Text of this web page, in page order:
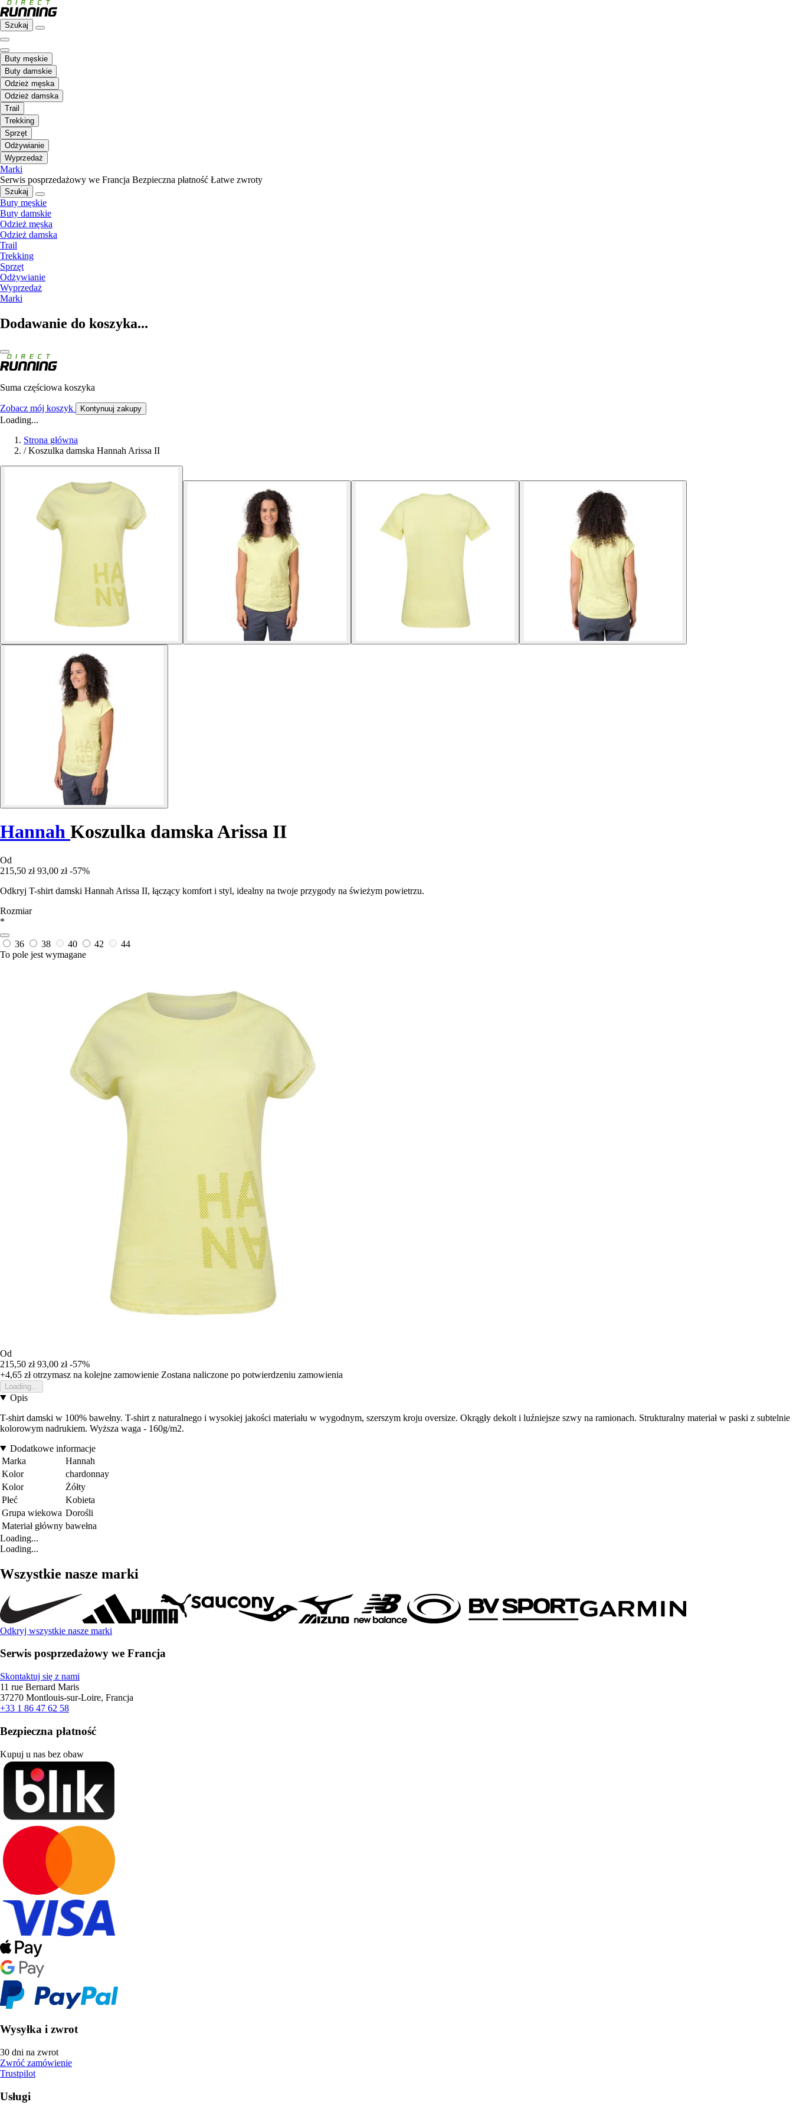
Szukaj
Buty męskie
Buty damskie
Odzież męska
Odzież damska
Trail
Trekking
Sprzęt
Odżywianie
Wyprzedaż
Marki
Serwis posprzedażowy we Francja Bezpieczna płatność Łatwe zwroty
Szukaj
Buty męskie
Buty damskie
Odzież męska
Odzież damska
Trail
Trekking
Sprzęt
Odżywianie
Wyprzedaż
Marki
Dodawanie do koszyka...
Suma częściowa koszyka
Zobacz mój koszyk Kontynuuj zakupy
Loading...
Strona główna
/ Koszulka damska Hannah Arissa II
Hannah Koszulka damska Arissa II
Od
215,50 zł 93,00 zł -57%
Odkryj T-shirt damski Hannah Arissa II, łączący komfort i styl, idealny na twoje przygody na świeżym powietrzu.
Rozmiar
*
36 38 40 42
44
To pole jest wymagane
Od
215,50 zł 93,00 zł -57%
+4,65 złotrzymasz na kolejne zamowienie Zostana naliczone po potwierdzeniu zamowienia
Loading...
Opis
T-shirt damski w 100% bawełny. T-shirt z naturalnego i wysokiej jakości materiału w wygodnym, szerszym kroju oversize. Okrągły dekolt i luźniejsze szwy na ramionach. Strukturalny materiał w paski z subtelnie
kolorowym nadrukiem. Wyższa waga - 160g/m2.
Dodatkowe informacje
Marka
Hannah
Kolor
chardonnay
Kolor
Żółty
Płeć
Kobieta
Grupa wiekowa Dorośli
Materiał główny bawełna
Loading...
Loading...
Wszystkie nasze marki
Odkryj wszystkie nasze marki
Serwis posprzedażowy we Francja
Skontaktuj się z nami
11 rue Bernard Maris
37270 Montlouis-sur-Loire, Francja
+33 1 86 47 62 58
Bezpieczna płatność
Kupuj u nas bez obaw
Wysyłka i zwrot
30 dni na zwrot
Zwróć zamówienie
Trustpilot
Usługi